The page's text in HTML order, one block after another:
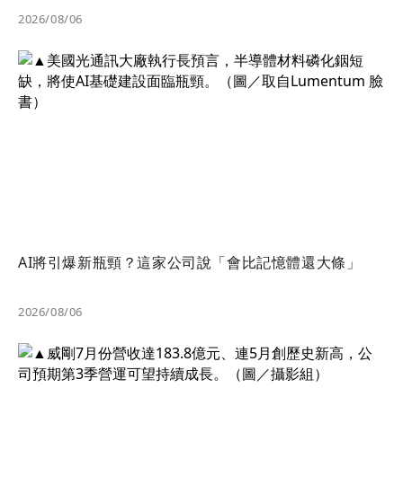
2026/08/06
AI將引爆新瓶頸？這家公司說「會比記憶體還大條」
2026/08/06